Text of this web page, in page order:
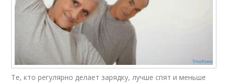
Те, кто регулярно делает зарядку, лучше спят и меньше